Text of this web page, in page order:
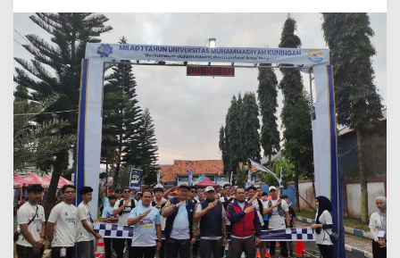
5K
dan
Doorprize
Menarik